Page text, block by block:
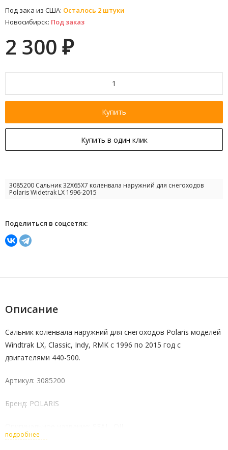
Под зака из США: Осталось 2 штуки
Новосибирск: Под заказ
2 300 ₽
Купить
Купить в один клик
3085200 Сальник 32X65X7 коленвала наружний для снегоходов
Polaris Widetrak LX 1996-2015
Поделиться в соцсетях:
Описание
Сальник коленвала наружний для снегоходов Polaris моделей
Windtrak LX, Classic, Indy, RMK с 1996 по 2015 год с
двигателями 440-500.
Артикул: 3085200
Бренд: POLARIS
подробнее